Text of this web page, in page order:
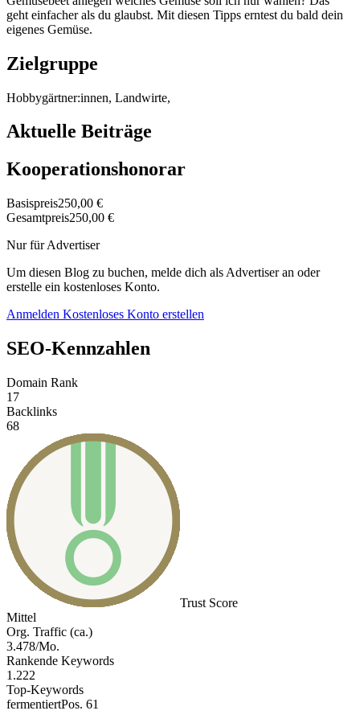
geht einfacher als du glaubst. Mit diesen Tipps erntest du bald dein
eigenes Gemüse.
Zielgruppe
Hobbygärtner:innen, Landwirte,
Aktuelle Beiträge
Kooperationshonorar
Basispreis250,00 €
Gesamtpreis250,00 €
Nur für Advertiser
Um diesen Blog zu buchen, melde dich als Advertiser an oder
erstelle ein kostenloses Konto.
Anmelden Kostenloses Konto erstellen
SEO-Kennzahlen
Domain Rank
17
Backlinks
68
Trust Score
Mittel
Org. Traffic (ca.)
3.478/Mo.
Rankende Keywords
1.222
Top-Keywords
fermentiertPos. 61